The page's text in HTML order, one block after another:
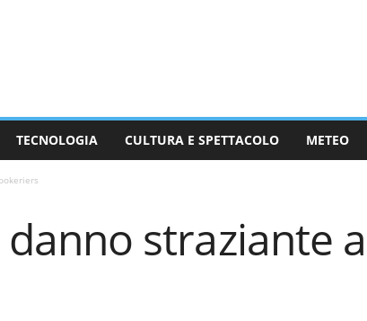
TECNOLOGIA CULTURA E SPETTACOLO METEO
straziante